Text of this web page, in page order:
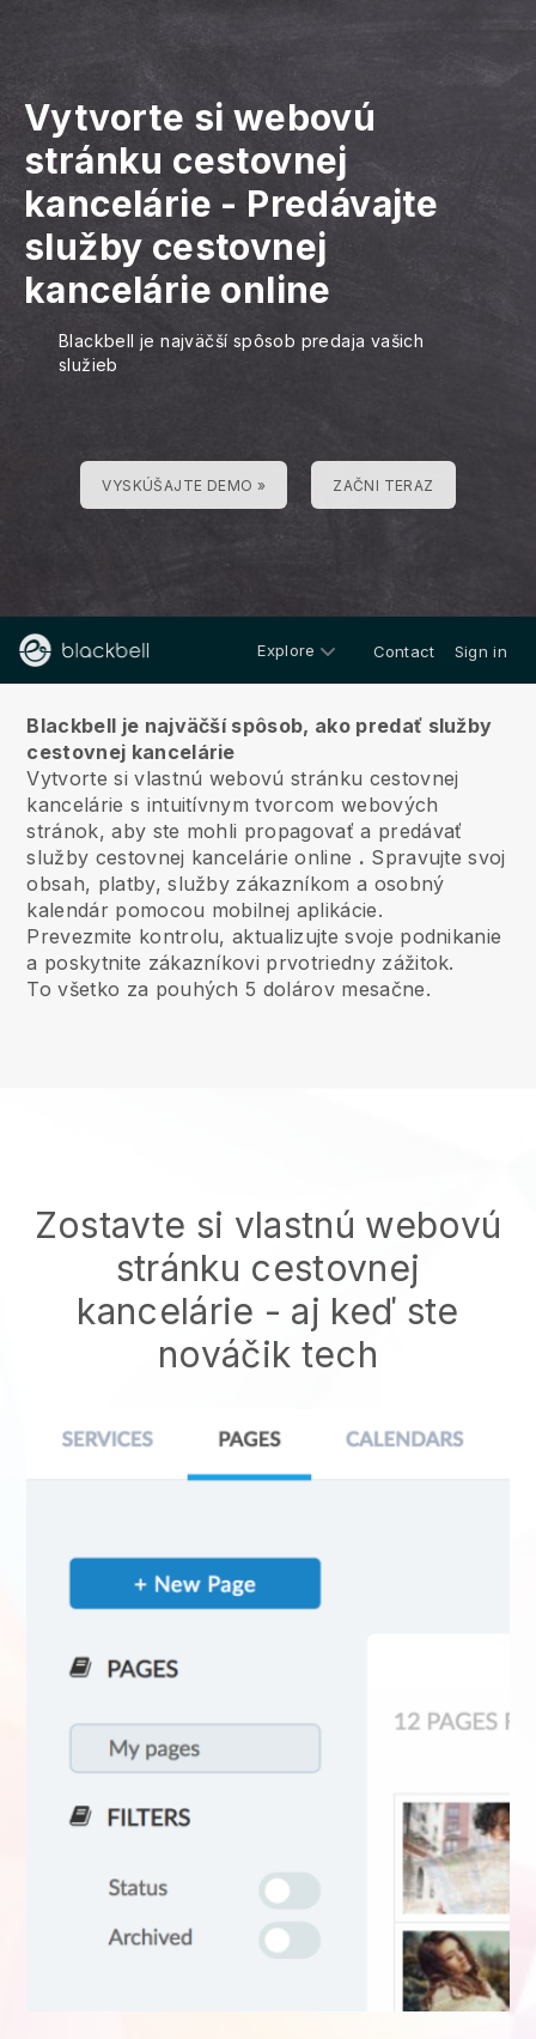
Vytvorte si webovú
stránku cestovnej
kancelárie - Predávajte
služby cestovnej
kancelárie online
Blackbell je najväčší spôsob predaja vašich
služieb
VYSKÚŠAJTE DEMO » ZAČNI TERAZ
Explore Contact Sign in
Blackbell je najväčší spôsob, ako predať služby
cestovnej kancelárie
Vytvorte si vlastnú webovú stránku cestovnej
kancelárie s intuitívnym tvorcom webových
stránok, aby ste mohli propagovať a predávať
služby cestovnej kancelárie online . Spravujte svoj
obsah, platby, služby zákazníkom a osobný
kalendár pomocou mobilnej aplikácie.
Prevezmite kontrolu, aktualizujte svoje podnikanie
a poskytnite zákazníkovi prvotriedny zážitok.
To všetko za pouhých 5 dolárov mesačne.
Zostavte si vlastnú webovú
stránku cestovnej
kancelárie - aj keď ste
nováčik tech